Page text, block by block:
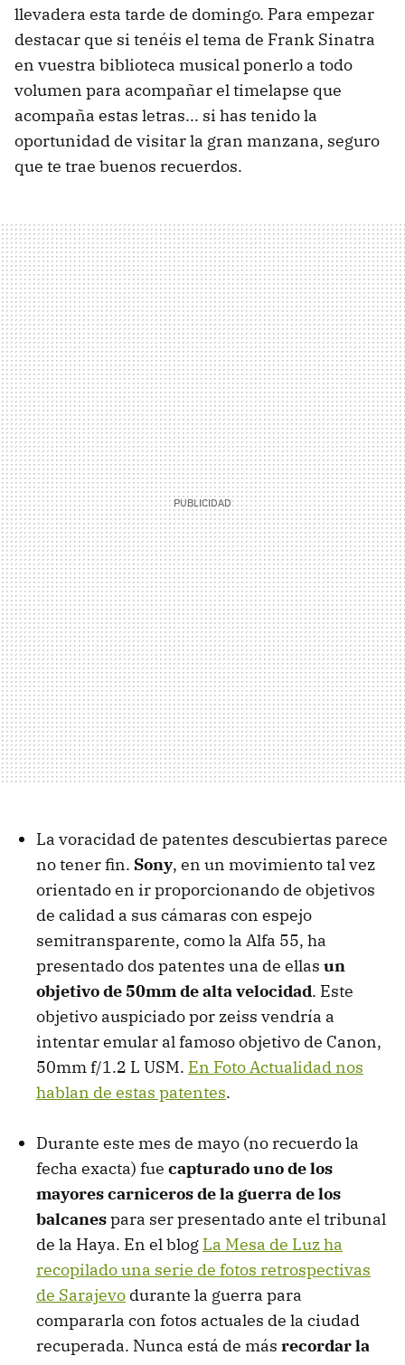
llevadera esta tarde de domingo. Para empezar
destacar que si tenéis el tema de Frank Sinatra
en vuestra biblioteca musical ponerlo a todo
volumen para acompañar el timelapse que
acompaña estas letras... si has tenido la
oportunidad de visitar la gran manzana, seguro
que te trae buenos recuerdos.
La voracidad de patentes descubiertas parece
no tener fin. Sony, en un movimiento tal vez
orientado en ir proporcionando de objetivos
de calidad a sus cámaras con espejo
semitransparente, como la Alfa 55, ha
presentado dos patentes una de ellas un
objetivo de 50mm de alta velocidad. Este
objetivo auspiciado por zeiss vendría a
intentar emular al famoso objetivo de Canon,
50mm f/1.2 L USM. En Foto Actualidad nos
hablan de estas patentes.
Durante este mes de mayo (no recuerdo la
fecha exacta) fue capturado uno de los
mayores carniceros de la guerra de los
balcanespara ser presentado ante el tribunal
de la Haya. En el blog La Mesa de Luz ha
recopilado una serie de fotos retrospectivas
de Sarajevo durante la guerra para
compararla con fotos actuales de la ciudad
recuperada. Nunca está de más recordar la